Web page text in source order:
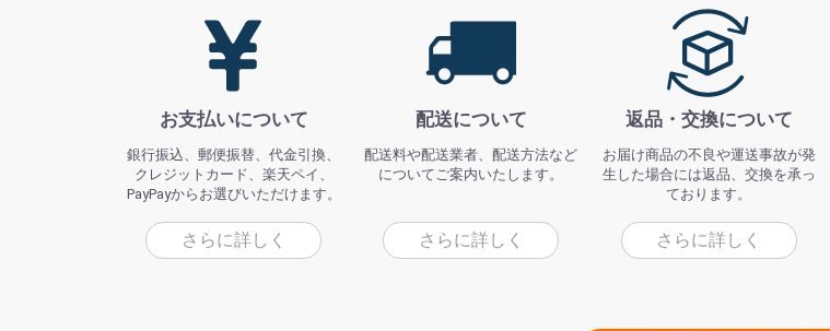
お支払いについて
銀行振込、郵便振替、代金引換、
クレジットカード、楽天ペイ、
PayPayからお選びいただけます。
さらに詳しく
配送について
配送料や配送業者、配送方法など
についてご案内いたします。
さらに詳しく
返品・交換について
お届け商品の不良や運送事故が発
生した場合には返品、交換を承っ
ております。
さらに詳しく